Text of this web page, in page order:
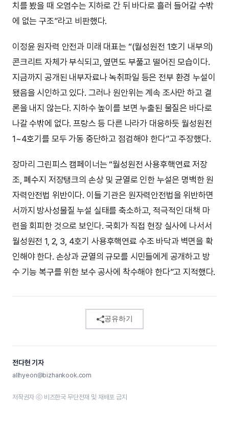
치를 봤을 때 오염수는 지하로 간 뒤 바다로 흘러 들어갈 수밖
에 없는 구조”라고 비판했다.
이정윤 원자력 안전과 미래 대표는 “(월성원전 1호기 내부의)
콘크리트 자체가 부식되고, 옆면도 부풀고 떨어진 모습이다.
지금까지 공개된 내부자료나 녹취파일 등은 전부 환경 누설이
됐음을 시인하고 있다. 그러나 원안위는 계속 조사만 하고 결
론을 내지 않는다. 지하수 높이를 보면 누출된 물질은 바다로
나갈 수밖에 없다. 프랑스 등 다른 나라가 대응하듯 월성원전
1~4호기를 모두 가동 중단하고 점검해야 한다”고 주장했다.
장마리 그린피스 캠페이너는 “월성원전 사용후핵연료 저장
조, 폐수지 저장탱크의 손상 및 균열로 인한 누설은 명백한 원
자력안전법 위반이다. 이들 기관은 원자력안전법을 위반하면
서까지 방사성물질 누설 실태를 축소하고, 적극적인 대책 마
련을 회피한 것으로 보인다. 국회가 직접 현장 실사에 나서서
월성원전 1, 2, 3, 4호기 사용후핵연료 수조 바닥과 벽면을 확
인해야 한다. 손상과 균열의 규모를 시민들에게 공개하고 방
수 기능 복구를 위한 보수 공사에 착수해야 한다”고 지적했다.
공유하기
전다현 기자
allhyeon@bizhankook.com
저작권자 ⓒ 비즈한국 무단전재 및 재배포 금지